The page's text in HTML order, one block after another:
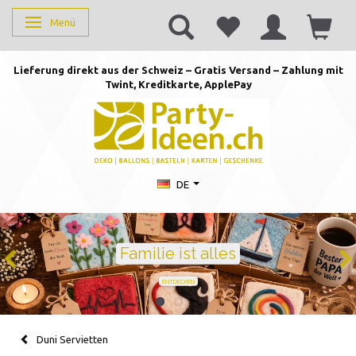
Anzeige ändern
Menü
Lieferung direkt aus der Schweiz – Gratis Versand – Zahlung mit
Twint, Kreditkarte, ApplePay
DE
Geburtstag feiern mit Stil
Ballons · Tischdeko · Karten · Zahlen
GEBURTSTAGSDEKO ENTDECKEN
Duni Servietten